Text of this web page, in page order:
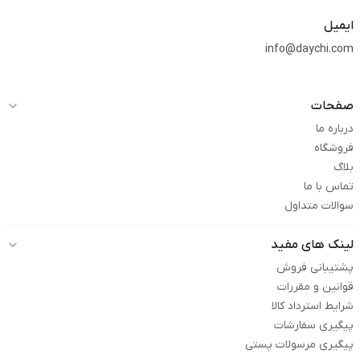
ایمیل
info@daychi.com
صفحات
درباره ما
فروشگاه
بلاگ
تماس با ما
سوالات متداول
لینک های مفید
پشتیبانی فروش
قوانین و مقررات
شرایط استرداد کالا
پیگیری سفارشات
پیگیری مرسولات پستی